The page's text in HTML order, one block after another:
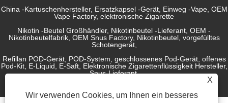
X
Wir verwenden Cookies, um Ihnen ein besseres
China -Kartuschenhersteller, Ersatzkapsel -Gerät, Einweg -Vape, OEM
Vape Factory, elektronische Zigarette
Nikotin -Beutel Großhändler, Nikotinbeutel -Lieferant, OEM -
Nikotinbeutelfabrik, OEM Snus Factory, Nikotinbeutel, vorgefülltes
Schotengerät,
Refillan POD-Gerät, POD-System, geschlossenes Pod-Gerät, offenes
Pod-Kit, E-Liquid, E-Saft, Elektronische Zigarettenflüssigkeit Hersteller,
Snus-Lieferant.